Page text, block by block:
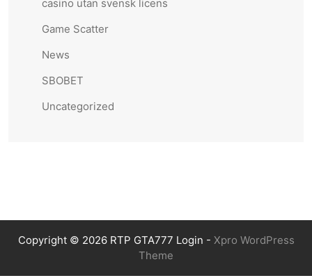
casino utan svensk licens
Game Scatter
News
SBOBET
Uncategorized
Copyright © 2026 RTP GTA777 Login - Xpro WordPress
Theme